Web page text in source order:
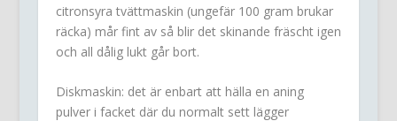
citronsyra tvättmaskin (ungefär 100 gram brukar
räcka) mår fint av så blir det skinande fräscht igen
och all dålig lukt går bort.
Diskmaskin: det är enbart att hälla en aning
pulver i facket där du normalt sett lägger